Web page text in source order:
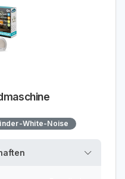
White-Noise